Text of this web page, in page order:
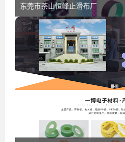
东莞市茶山恒峰止滑布厂